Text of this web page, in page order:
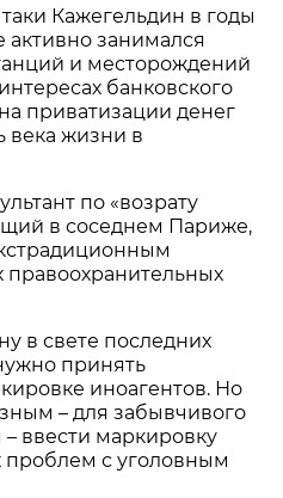
Кажегельдин в годы
активно занимался
и месторождений
банковского
приватизации денег
века жизни в
по «возрату
в соседнем Париже,
правоохранительных
в свете последних
принять
иноагентов. Но
– для забывчивого
ввести маркировку
с уголовным